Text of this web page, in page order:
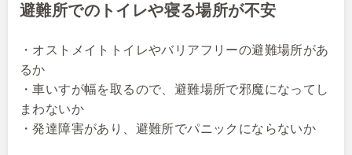
避難所でのトイレや寝る場所が不安
・オストメイトトイレやバリアフリーの避難場所があ
るか
・車いすが幅を取るので、避難場所で邪魔になってし
まわないか
・発達障害があり、避難所でパニックにならないか